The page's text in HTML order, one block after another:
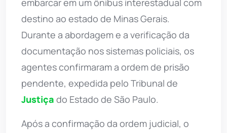
embarcar em um ônibus interestadual com
destino ao estado de Minas Gerais.
Durante a abordagem e a verificação da
documentação nos sistemas policiais, os
agentes confirmaram a ordem de prisão
pendente, expedida pelo Tribunal de
Justiça do Estado de São Paulo.
Após a confirmação da ordem judicial, o